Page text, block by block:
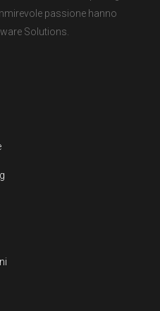
passione hanno
Solutions.